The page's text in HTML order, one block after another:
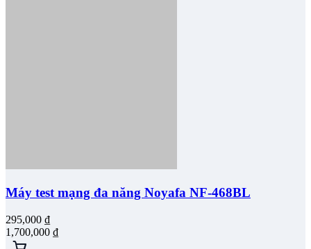
Máy test mạng đa năng Noyafa NF-468BL
295,000 ₫
1,700,000 ₫